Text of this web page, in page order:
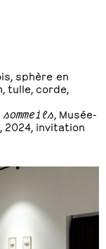
sphère en
tulle, corde,
, Musée-
2024, invitation